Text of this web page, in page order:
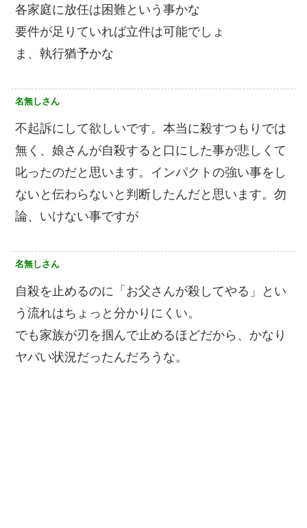
各家庭に放任は困難という事かな
要件が足りていれば立件は可能でしょ
ま、執行猶予かな
名無しさん
不起訴にして欲しいです。本当に殺すつもりでは
無く、娘さんが自殺すると口にした事が悲しくて
叱ったのだと思います。インパクトの強い事をし
ないと伝わらないと判断したんだと思います。勿
論、いけない事ですが
名無しさん
自殺を止めるのに「お父さんが殺してやる」とい
う流れはちょっと分かりにくい。
でも家族が刃を掴んで止めるほどだから、かなり
ヤバい状況だったんだろうな。